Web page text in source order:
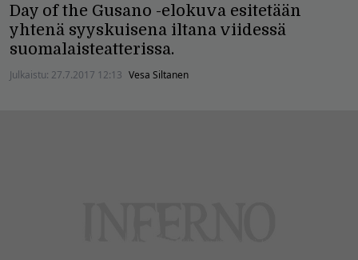
Day of the Gusano -elokuva esitetään
yhtenä syyskuisena iltana viidessä
suomalaisteatterissa.
Julkaistu: 27.7.2017 12:13 Vesa Siltanen